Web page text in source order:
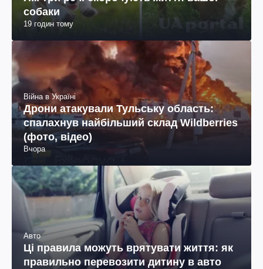
собаки
19 годин тому
Війна в Україні
Дрони атакували Тульську область:
спалахнув найбільший склад Wildberries
(фото, відео)
Вчора
Авто
Ці правила можуть врятувати життя: як
правильно перевозити дитину в авто